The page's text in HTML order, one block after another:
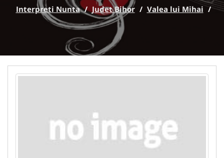
Interpreti Nunta / Judet Bihor / Valea lui Mihai /